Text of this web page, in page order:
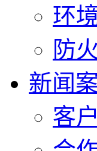
环
防
新闻
客